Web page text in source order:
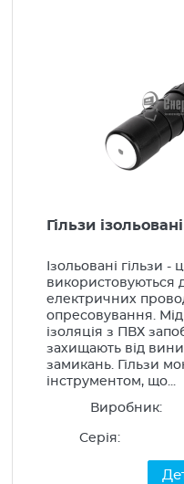
Наконечники, гільзи
Силові роз'єми
Шини з'єднувальні,
Низьковольтне
Компенсація реактивної
Генератори,
LED Освітлення
Освітлення
Побутова інсталяція
Прилади опалення
Альтернативна
Гільзи ізольовані
Ізольовані гільзи
використовуються
електричних
опресовування.
ізоляція з ПВХ
захищають від
замикань. Гільзи
інструментом, що...
Виробник:
Серія: